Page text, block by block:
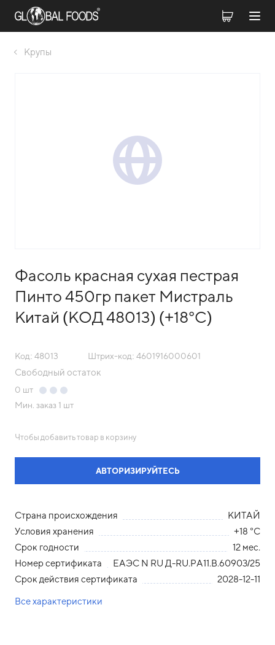
Крупы
Фасоль красная сухая пестрая
Пинто 450гр пакет Мистраль
Китай (КОД 48013) (+18°С)
Код: 48013 Штрих-код: 4601916000601
Свободный остаток
0 шт
Мин. заказ 1 шт
Чтобы добавить товар в корзину
АВТОРИЗИРУЙТЕСЬ
Страна происхождения
КИТАЙ
Условия хранения
+18 °С
Срок годности
12 мес.
Номер сертификата
ЕАЭС N RU Д-RU.РА11.В.60903/25
Срок действия сертификата
2028-12-11
Все характеристики